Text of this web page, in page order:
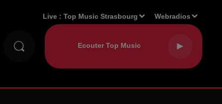
Live :Top Music Strasbourg Webradios